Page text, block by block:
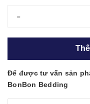
-
Để được tư vấn sản
BonBon Bedding